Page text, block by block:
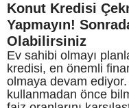
Konut Kredisi
Yapmayın!
Olabilirsiniz
Ev sahibi olmayı
kredisi, en önemli
olmaya devam
kullanmadan önce